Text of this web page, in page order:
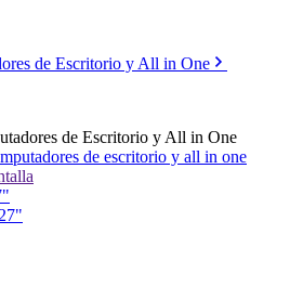
de Escritorio y All in One
de Escritorio y All in One
de escritorio y all in one